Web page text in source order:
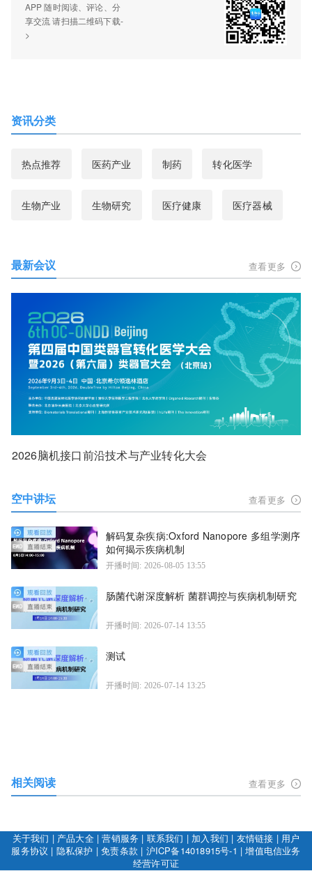
APP 随时阅读、评论、分
享交流 请扫描二维码下载-
>
资讯分类
热点推荐 医药产业 制药 转化医学
生物产业 生物研究 医疗健康 医疗器械
最新会议 查看更多
2026脑机接口前沿技术与产业转化大会
空中讲坛 查看更多
解码复杂疾病:Oxford Nanopore 多组学测序
如何揭示疾病机制
开播时间: 2026-08-05 13:55
肠菌代谢深度解析 菌群调控与疾病机制研究
开播时间: 2026-07-14 13:55
测试
开播时间: 2026-07-14 13:25
相关阅读 查看更多
关于我们 | 产品大全|营销服务 | 联系我们 | 加入我们 | 友情链接 | 用户
服务协议 | 隐私保护 |免责条款 | 沪ICP备14018915号-1 |增值电信业务
经营许可证